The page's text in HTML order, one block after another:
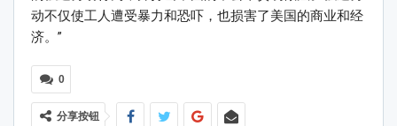
动不仅使工人遭受暴力和恐吓，也损害了美国的商业和经
济。”
0
分享按钮